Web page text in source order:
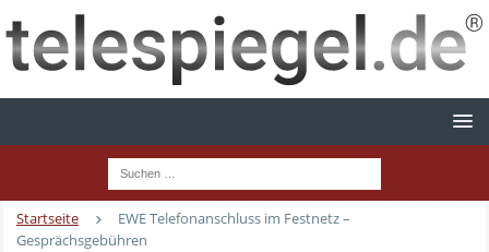
Startseite
EWE Telefonanschluss im Festnetz –
Gesprächsgebühren